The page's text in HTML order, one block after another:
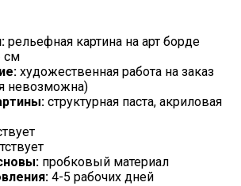
рельефная картина на арт борде
см
художественная работа на заказ
невозможна)
структурная паста, акриловая
пробковый материал
4-5 рабочих дней